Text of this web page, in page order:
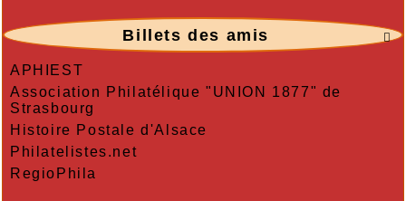

Billets des amis
APHIEST
Association Philatélique "UNION 1877" de
Strasbourg
Histoire Postale d'Alsace
Philatelistes.net
RegioPhila